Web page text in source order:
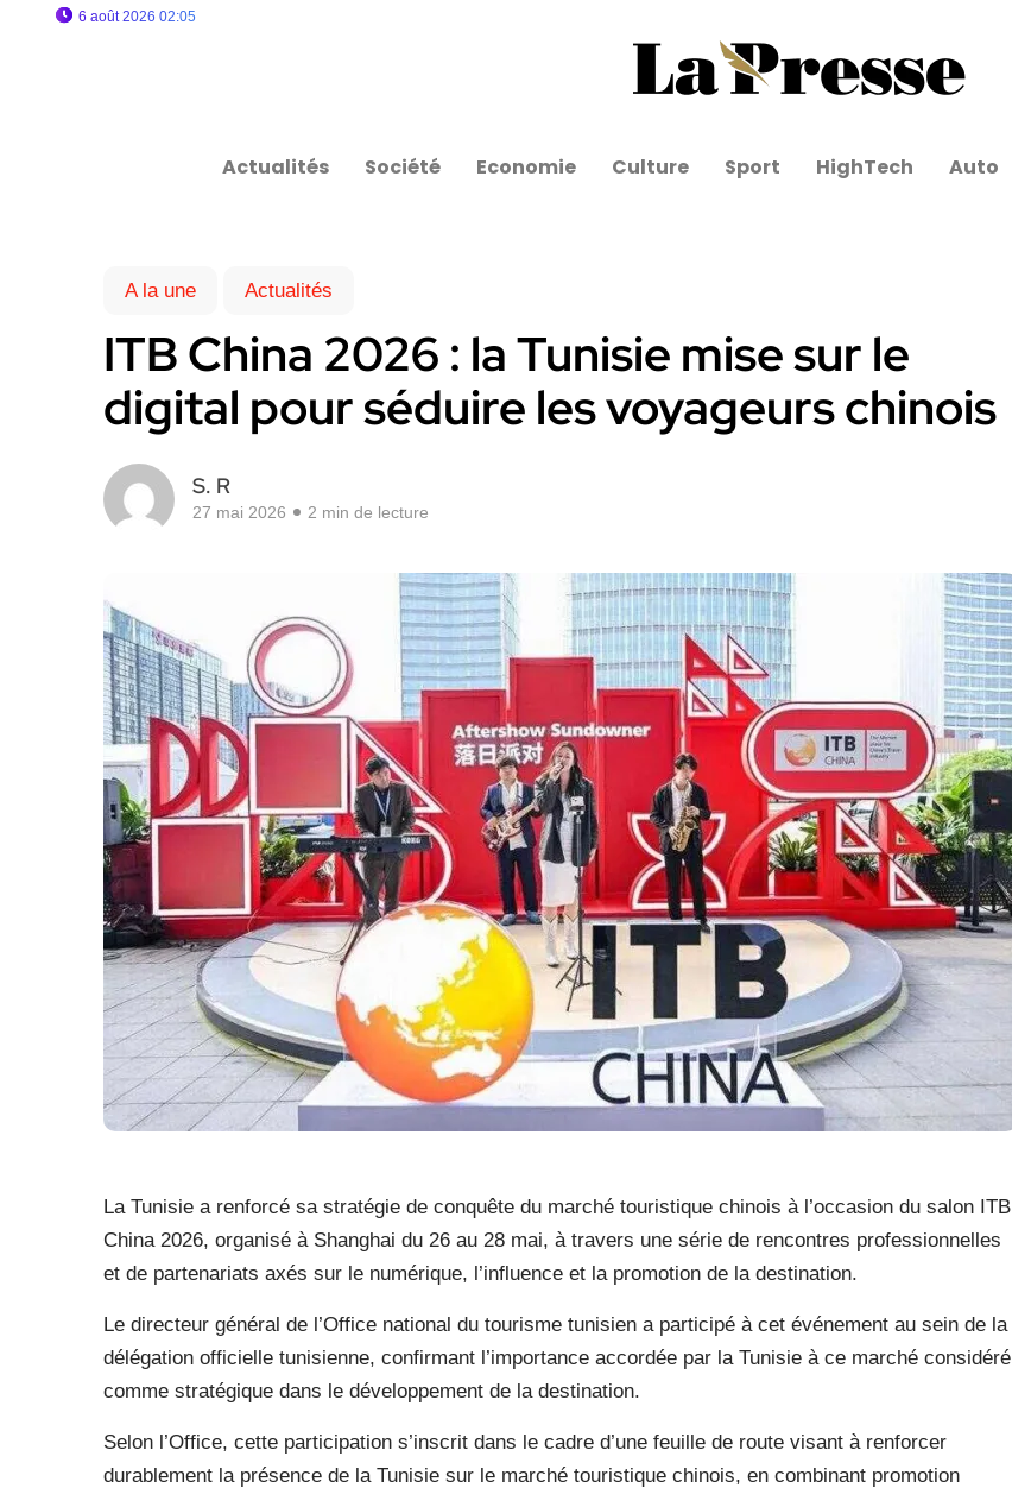
6 août 2026 02:05
Actualités Société Economie Culture Sport HighTech Auto
A la une Actualités
ITB China 2026 : la Tunisie mise sur le
digital pour séduire les voyageurs chinois
S. R
27 mai 2026 2 min de lecture
La Tunisie a renforcé sa stratégie de conquête du marché touristique chinois à l’occasion du salon ITB
China 2026, organisé à Shanghai du 26 au 28 mai, à travers une série de rencontres professionnelles
et de partenariats axés sur le numérique, l’influence et la promotion de la destination.
Le directeur général de l’Office national du tourisme tunisien a participé à cet événement au sein de la
délégation officielle tunisienne, confirmant l’importance accordée par la Tunisie à ce marché considéré
comme stratégique dans le développement de la destination.
Selon l’Office, cette participation s’inscrit dans le cadre d’une feuille de route visant à renforcer
durablement la présence de la Tunisie sur le marché touristique chinois, en combinant promotion